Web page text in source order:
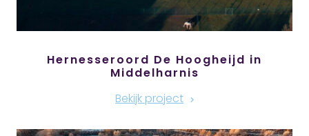
Hernesseroord De Hoogheijd in
Middelharnis
Bekijk project